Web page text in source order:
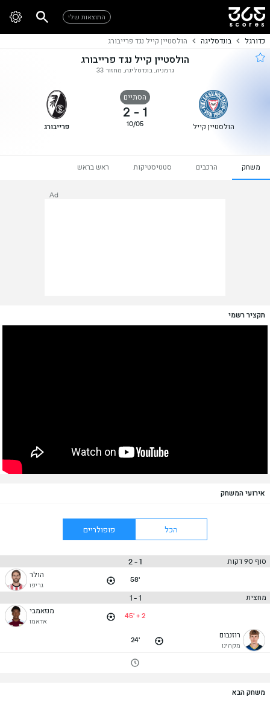
התוצאות שלי
כדורגל בונדסליגה הולסטיין קייל נגד פרייבורג
הולסטיין קייל נגד פרייבורג
גרמניה, בונדסליגה, מחזור 33
הולסטיין קייל
הסתיים
1
-
2
10/05 פרייבורג
משחק הרכבים סטטיסטיקות ראש בראש
Ad
תקציר רשמי
אירועי המשחק
הכל פופולריים
סוף 90 דקות 1 - 2
58'
הולר
גריפו
מחצית 1 - 1
45' + 2
מנזאמבי
אדאמו
רוזנבום
מקהינו
24'
משחק הבא